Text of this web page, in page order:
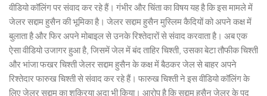
वीडियो कॉलिंग पर संवाद कर रहे हैं। गंभीर और चिंता का विषय यह है कि इस मामले में
जेलर सद्दाम हुसैन की भूमिका है। जेलर सद्दाम हुसैन मुस्लिम कैदियों को अपने कक्ष में
बुलाता है और फिर अपने मोबाइल से उनके रिश्तेदारों से संवाद करवाता है। अब एक
ऐसा वीडियो उजागर हुआ है, जिसमें जेल में बंद ताहिर चिश्ती, उसका बेटा तौफीक चिश्ती
और भांजा फखर चिश्ती जेलर सद्दाम हुसैन के कक्ष में बैठकर जेल से बाहर अपने
रिश्तेदार फारुख चिश्ती से संवाद कर रहे हैं। फारुख चिश्ती ने इस वीडियो कॉलिंग के
लिए जेलर सद्दाम का शुक्रिया अदा भी किया। आरोप है कि सद्दाम हुसैन जेलर के पद